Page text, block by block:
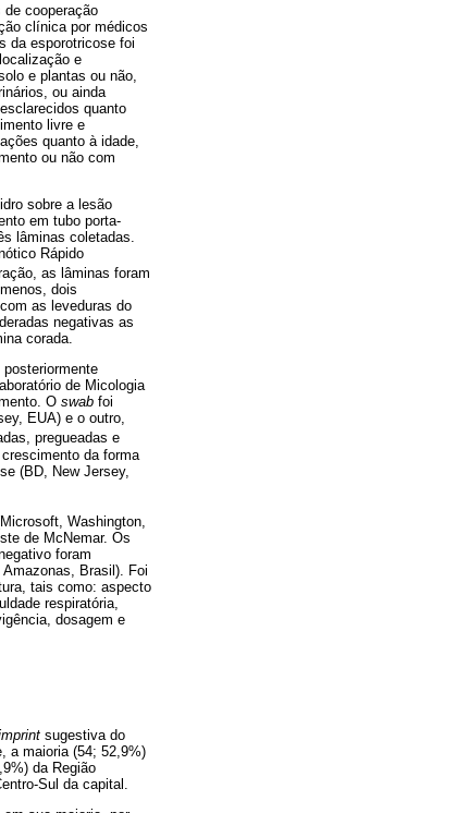
cooperação
clínica por médicos
da esporotricose foi
e
e plantas ou não,
ou ainda
quanto
livre e
quanto à idade,
ou não com
sobre a lesão
em tubo porta-
lâminas coletadas.
Rápido
as lâminas foram
dois
as leveduras do
negativas as
corada.
de Micologia
O swab foi
EUA) e o outro,
pregueadas e
da forma
(BD, New Jersey,
Washington,
de McNemar. Os
foram
Brasil). Foi
tais como: aspecto
respiratória,
dosagem e
sugestiva do
a maioria (54; 52,9%)
da Região
Sul da capital.